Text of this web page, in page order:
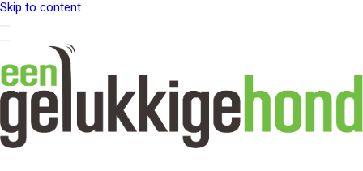
Skip to content